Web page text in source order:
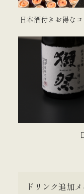
日本酒付きお得な
ドリンク追加